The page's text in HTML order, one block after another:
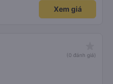
Xem giá
(0 đánh giá)